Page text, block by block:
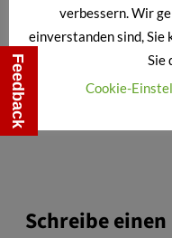
Schreibe
verbessern. Wir
einverstanden sind, Sie
Sie
Cookie-
Feedback